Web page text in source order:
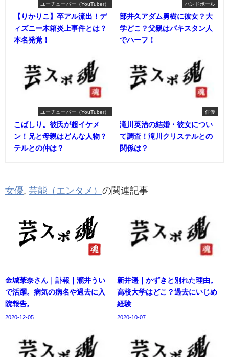
ユーチューバー（YouTuber）
【りかりこ】卒アル流出！デ
ィズニー木箱炎上事件とは？
本名発覚！
ハンドボール
部井久アダム勇樹に彼女？大
学どこ？父親はパキスタン人
でハーフ！
ユーチューバー（YouTuber）
こばしり。彼氏が超イケメ
ン！兄と母親はどんな人物？
テルとの仲は？
俳優
滝川英治の結婚・彼女につい
て調査！滝川クリステルとの
関係は？
女優, 芸能（エンタメ） の関連記事
金城茉奈さん｜訃報｜瀧井うい
で活躍。病気の病名や過去に入
院報告。
2020-12-05
新井遥｜かずきと別れた理由。
高校大学はどこ？過去にいじめ
経験
2020-10-07